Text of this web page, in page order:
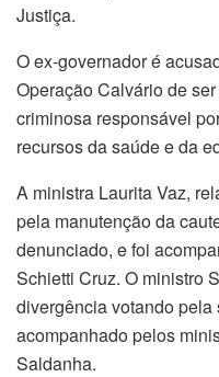
Justiça.
O ex-governador é
Operação Calvário de
criminosa responsável
recursos da saúde e da
A ministra Laurita Vaz,
pela manutenção da
denunciado, e foi
Schietti Cruz. O ministro
divergência votando
acompanhado pelos
Saldanha.